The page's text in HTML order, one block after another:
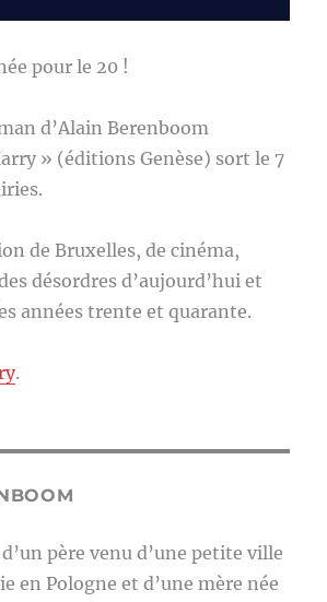
pour le 20 !
d’Alain Berenboom
» (éditions Genèse) sort le 7
de Bruxelles, de cinéma,
désordres d’aujourd’hui et
années trente et quarante.
.
père venu d’une petite ville
en Pologne et d’une mère née